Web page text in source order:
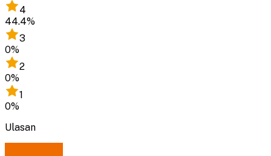
4
44.4%
3
0%
2
0%
1
0%
Ulasan